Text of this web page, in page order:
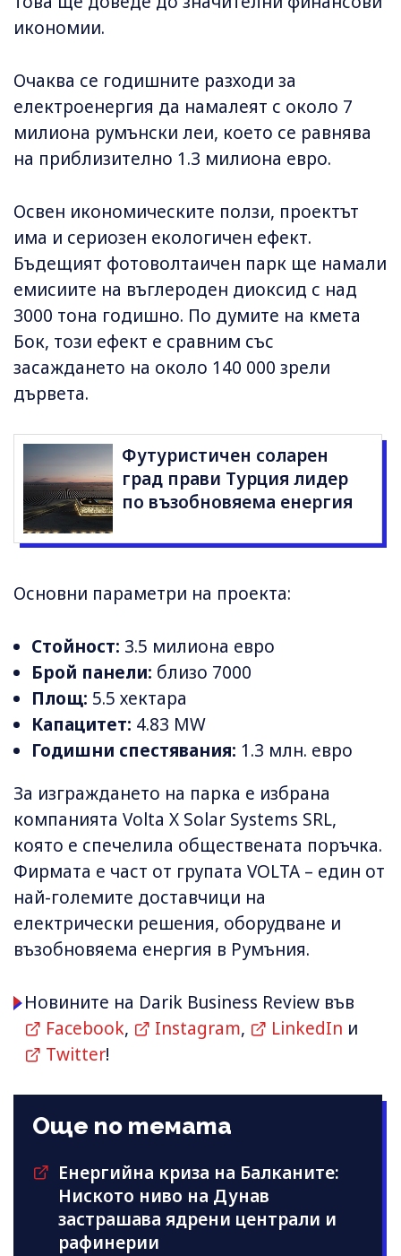
икономии.
Очаква се годишните разходи за
електроенергия да намалеят с около 7
милиона румънски леи, което се равнява
на приблизително 1.3 милиона евро.
Освен икономическите ползи, проектът
има и сериозен екологичен ефект.
Бъдещият фотоволтаичен парк ще намали
емисиите на въглероден диоксид с над
3000 тона годишно. По думите на кмета
Бок, този ефект е сравним със
засаждането на около 140 000 зрели
дървета.
Футуристичен соларен
град прави Турция лидер
по възобновяема енергия
Основни параметри на проекта:
Стойност: 3.5 милиона евро
Брой панели: близо 7000
Площ: 5.5 хектара
Капацитет: 4.83 MW
Годишни спестявания: 1.3 млн. евро
За изграждането на парка е избрана
компанията Volta X Solar Systems SRL,
която е спечелила обществената поръчка.
Фирмата е част от групата VOLTA – един от
най-големите доставчици на
електрически решения, оборудване и
възобновяема енергия в Румъния.
Новините на Darik Business Review във
Facebook, Instagram, LinkedIn и
Twitter!
Още по темата
Енергийна криза на Балканите:
Ниското ниво на Дунав
застрашава ядрени централи и
рафинерии